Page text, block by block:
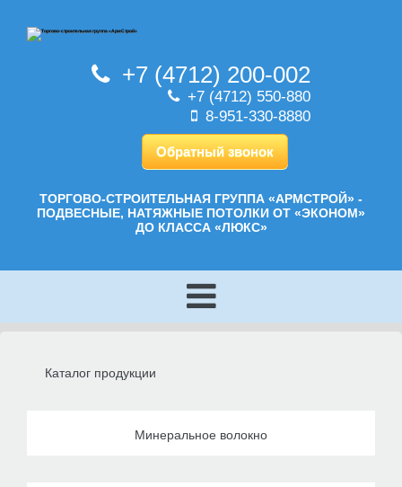
+7 (4712) 200-002
+7 (4712) 550-880
8-951-330-8880
Обратный звонок
ТОРГОВО-СТРОИТЕЛЬНАЯ ГРУППА «АРМСТРОЙ» -
ПОДВЕСНЫЕ, НАТЯЖНЫЕ ПОТОЛКИ ОТ «ЭКОНОМ»
ДО КЛАССА «ЛЮКС»
Каталог продукции
Минеральное волокно